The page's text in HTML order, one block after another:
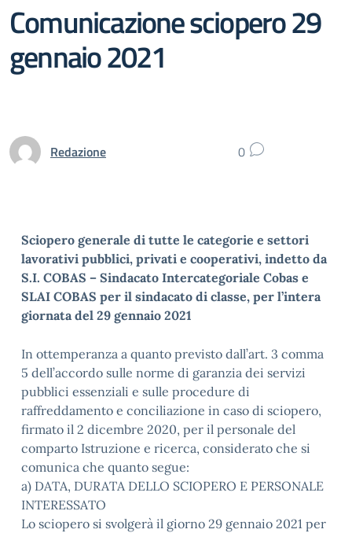
Comunicazione sciopero 29
gennaio 2021
Redazione 0
Sciopero generale di tutte le categorie e settori
lavorativi pubblici, privati e cooperativi, indetto da
S.I. COBAS – Sindacato Intercategoriale Cobas e
SLAI COBAS per il sindacato di classe, per l’intera
giornata del 29 gennaio 2021
In ottemperanza a quanto previsto dall’art. 3 comma
5 dell’accordo sulle norme di garanzia dei servizi
pubblici essenziali e sulle procedure di
raffreddamento e conciliazione in caso di sciopero,
firmato il 2 dicembre 2020, per il personale del
comparto Istruzione e ricerca, considerato che si
comunica che quanto segue:
a) DATA, DURATA DELLO SCIOPERO E PERSONALE
INTERESSATO
Lo sciopero si svolgerà il giorno 29 gennaio 2021 per